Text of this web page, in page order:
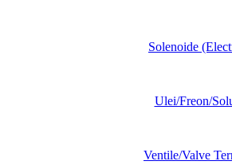
Solenoide
Ulei/Freon/
Ventile/Valve